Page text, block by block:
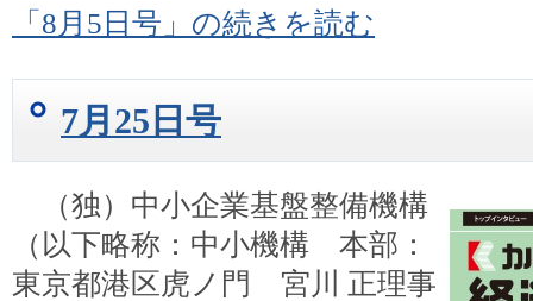
「8月5日号」の続きを読む
7月25日号
（独）中小企業基盤整備機構
（以下略称：中小機構 本部：
東京都港区虎ノ門 宮川 正理事